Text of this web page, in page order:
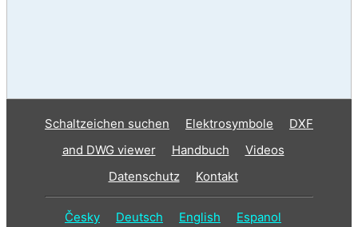
Schaltzeichen suchen Elektrosymbole
DXF
and DWG viewer
Handbuch
Videos
Datenschutz
Kontakt
Česky Deutsch English Espanol